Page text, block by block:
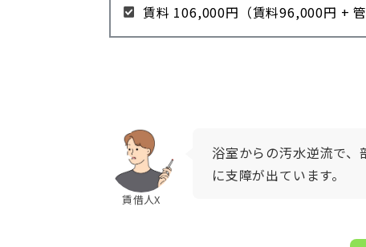
賃料 106,000円（賃料96,000円 + 管
賃借人X
浴室からの汚水逆流で
に支障が出ています。